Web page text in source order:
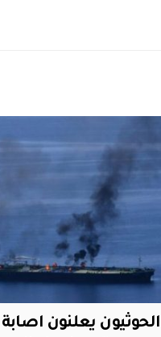
الحوثيون يعلنون